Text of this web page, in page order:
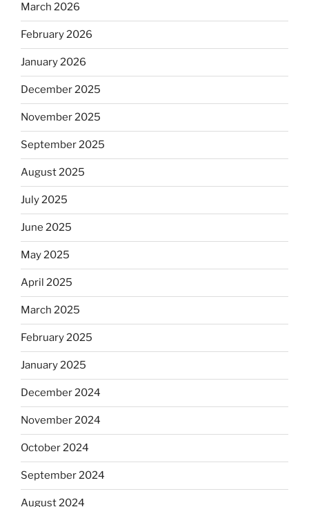
March 2026
February 2026
January 2026
December 2025
November 2025
September 2025
August 2025
July 2025
June 2025
May 2025
April 2025
March 2025
February 2025
January 2025
December 2024
November 2024
October 2024
September 2024
August 2024